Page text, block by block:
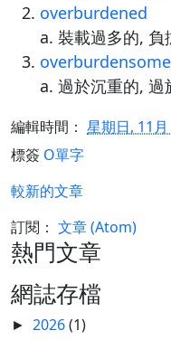
overburdened
a. 裝載過多的, 負
overburdensome
a. 過於沉重的, 過
編輯時間： 星期日, 11
標簽 O單字
較新的文章
訂閱： 文章 (Atom)
熱門文章
網誌存檔
► 2026(1)